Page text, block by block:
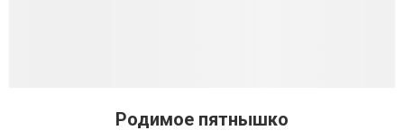
Родимое пятнышко